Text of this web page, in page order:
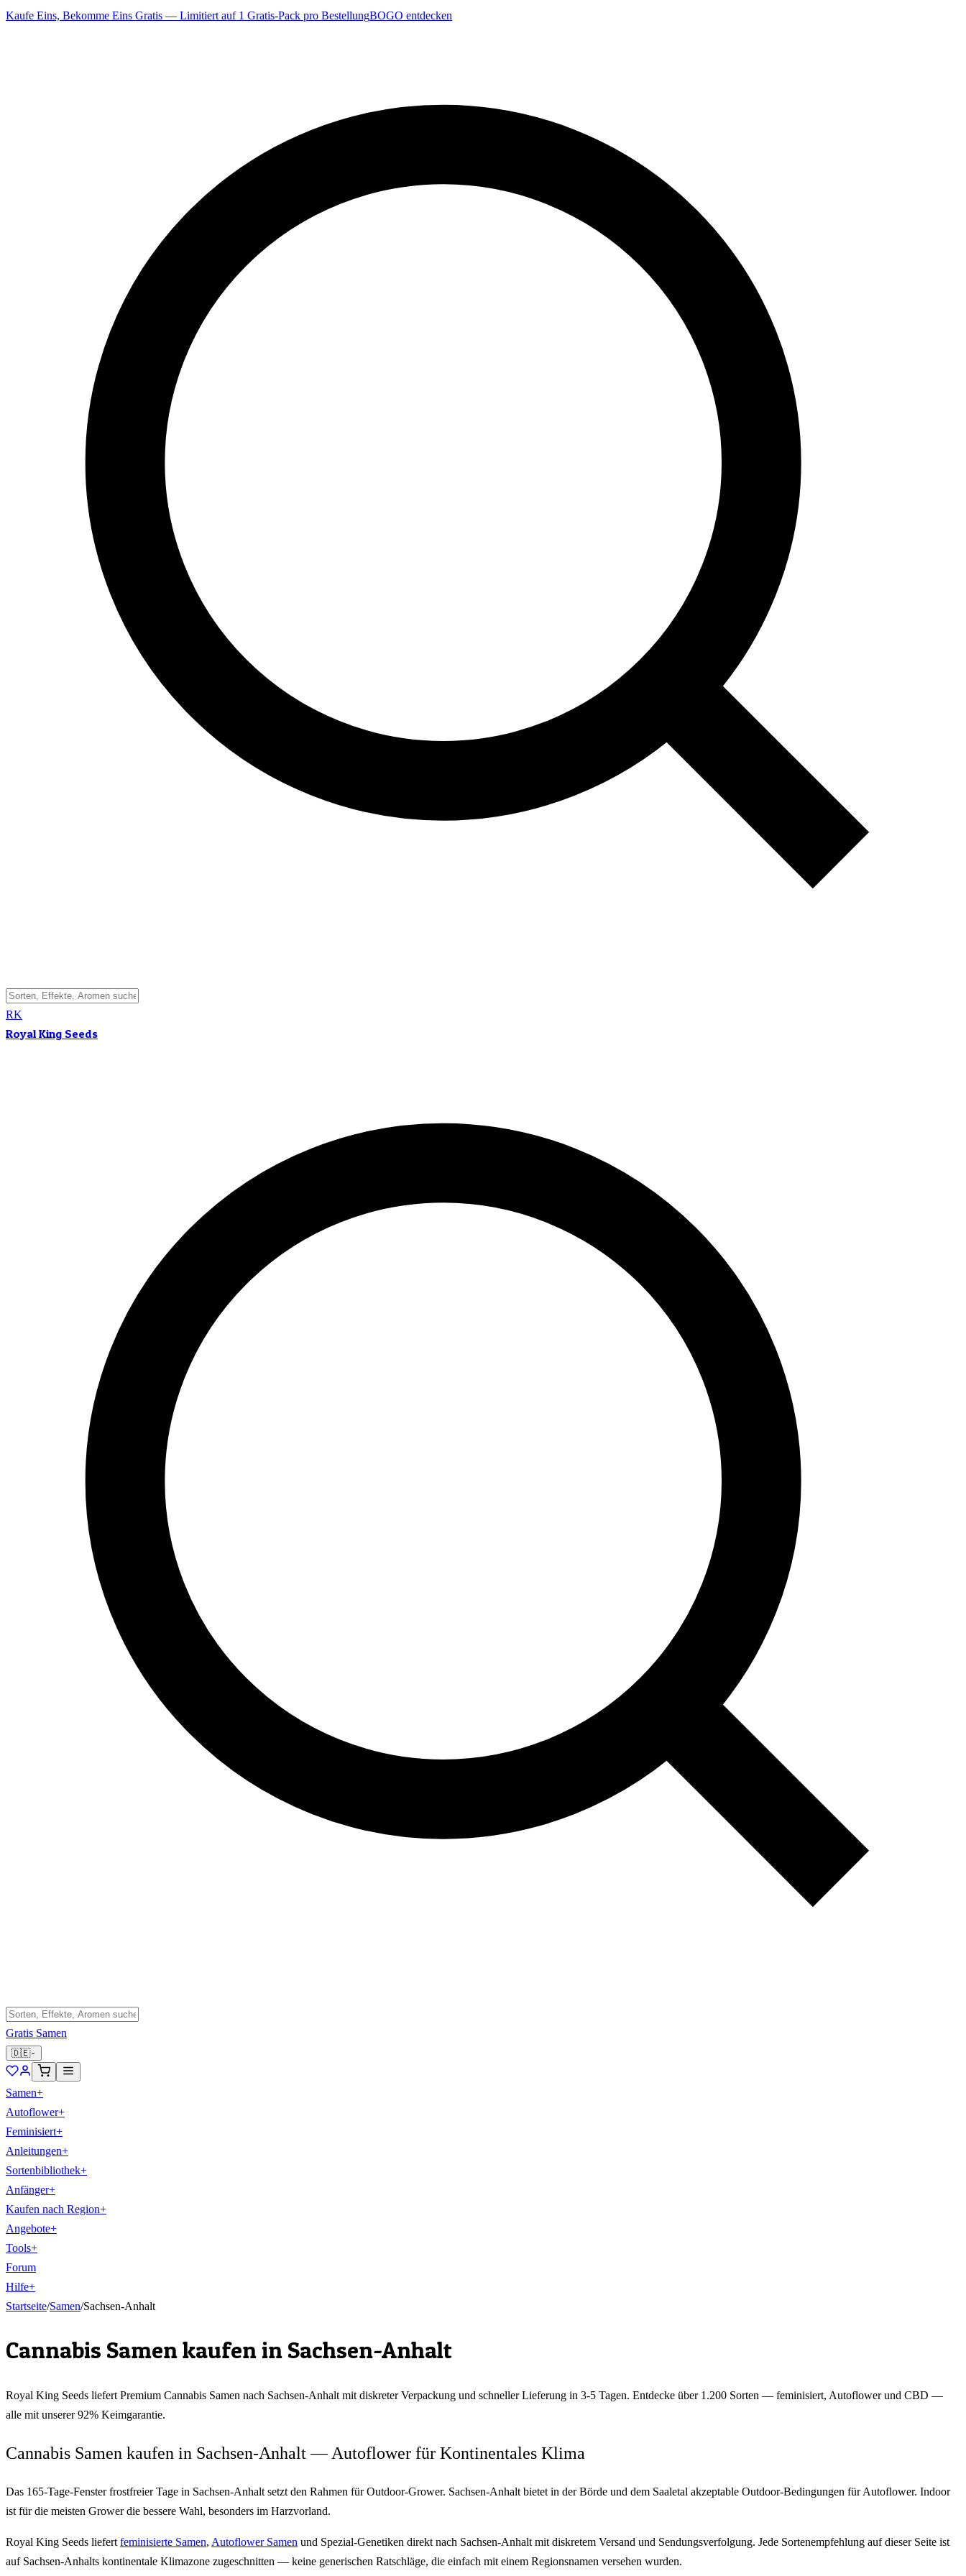
Kaufe Eins, Bekomme Eins Gratis — Limitiert auf 1 Gratis-Pack pro BestellungBOGO entdecken
RK
Royal King Seeds
Gratis Samen
🇩🇪
Samen+
Autoflower+
Feminisiert+
Anleitungen+
Sortenbibliothek+
Anfänger+
Kaufen nach Region+
Angebote+
Tools+
Forum
Hilfe+
Startseite/Samen/Sachsen-Anhalt
Cannabis Samen kaufen in Sachsen-Anhalt
Royal King Seeds liefert Premium Cannabis Samen nach Sachsen-Anhalt mit diskreter Verpackung und schneller Lieferung in 3-5 Tagen. Entdecke über 1.200 Sorten — feminisiert, Autoflower und CBD —
alle mit unserer 92% Keimgarantie.
Cannabis Samen kaufen in Sachsen-Anhalt — Autoflower für Kontinentales Klima
Das 165-Tage-Fenster frostfreier Tage in Sachsen-Anhalt setzt den Rahmen für Outdoor-Grower. Sachsen-Anhalt bietet in der Börde und dem Saaletal akzeptable Outdoor-Bedingungen für Autoflower. Indoor
ist für die meisten Grower die bessere Wahl, besonders im Harzvorland.
Royal King Seeds liefert feminisierte Samen, Autoflower Samen und Spezial-Genetiken direkt nach Sachsen-Anhalt mit diskretem Versand und Sendungsverfolgung. Jede Sortenempfehlung auf dieser Seite ist
auf Sachsen-Anhalts kontinentale Klimazone zugeschnitten — keine generischen Ratschläge, die einfach mit einem Regionsnamen versehen wurden.